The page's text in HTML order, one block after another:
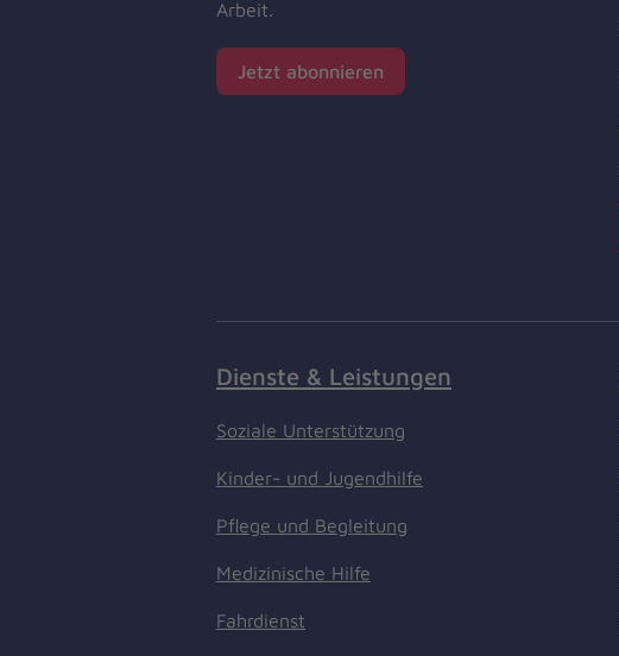
Arbeit.
Jetzt abonnieren
Dienste & Leistungen
Soziale Unterstützung
Kinder- und Jugendhilfe
Pflege und Begleitung
Medizinische Hilfe
Fahrdienst